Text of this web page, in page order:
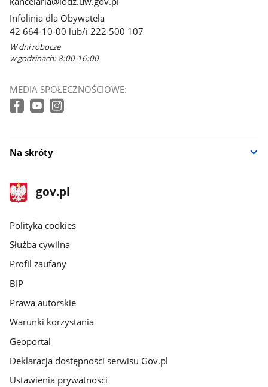
Infolinia dla Obywatela
42 664-10-00 lub/i 222 500 107
W dni robocze
w godzinach: 8:00-16:00
MEDIA SPOŁECZNOŚCIOWE:
Na skróty
stopka
gov.pl
Strona
gov.pl
gov.pl
Polityka cookies
Służba cywilna
Profil zaufany
BIP
Prawa autorskie
Warunki korzystania
Geoportal
Deklaracja dostępności serwisu Gov.pl
Ustawienia prywatności